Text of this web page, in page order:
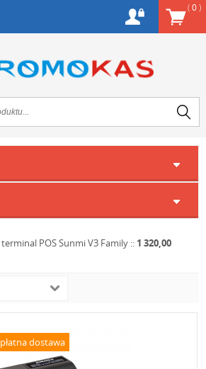
(0)
POS Sunmi V3 Family :: 1 320,00
dostawa